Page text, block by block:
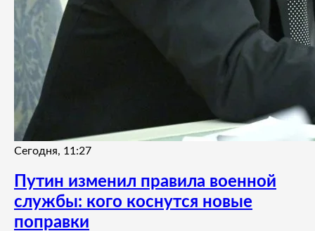
Сегодня, 11:27
Путин изменил правила военной
службы: кого коснутся новые
поправки